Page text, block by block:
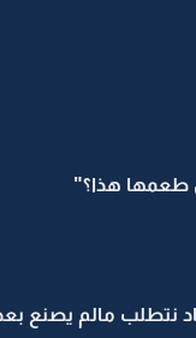
طعمها هذا؟"
نتطلب مالم يصنع